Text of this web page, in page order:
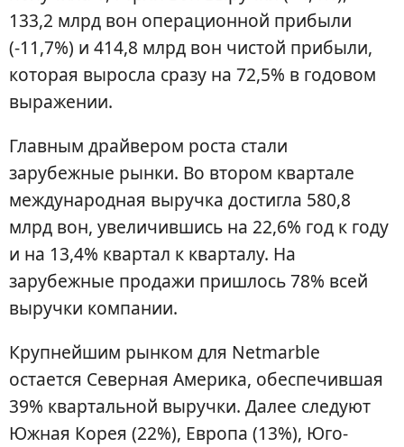
133,2 млрд вон операционной прибыли
(-11,7%) и 414,8 млрд вон чистой прибыли,
которая выросла сразу на 72,5% в годовом
выражении.
Главным драйвером роста стали
зарубежные рынки. Во втором квартале
международная выручка достигла 580,8
млрд вон, увеличившись на 22,6% год к году
и на 13,4% квартал к кварталу. На
зарубежные продажи пришлось 78% всей
выручки компании.
Крупнейшим рынком для Netmarble
остается Северная Америка, обеспечившая
39% квартальной выручки. Далее следуют
Южная Корея (22%), Европа (13%), Юго-